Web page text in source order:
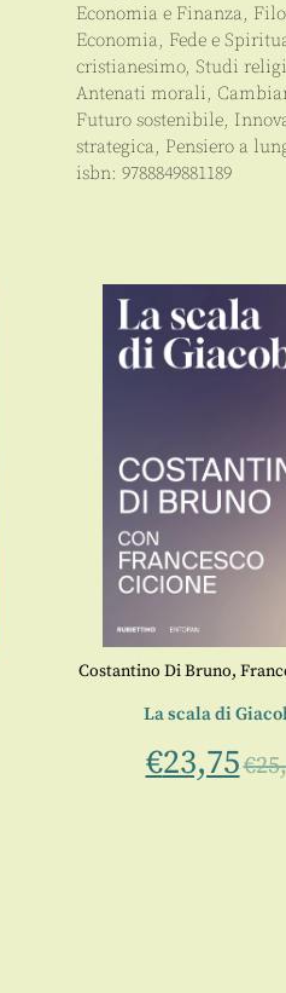
Economia e Finanza,
Economia, Fede e
cristianesimo, Studi
Antenati morali,
Futuro sostenibile,
strategica, Pensiero a
isbn: 9788849881189
Costantino Di Bruno,
La scala di
€23,75€